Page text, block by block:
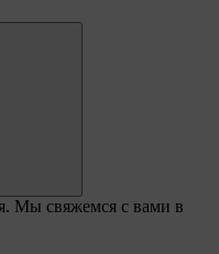
Мы свяжемся с вами в